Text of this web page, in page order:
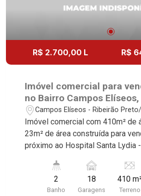
R$ 2.700,00 L R$
Imóvel comercial para
no Bairro Campos
Hospital Santa Lydia -
Preto/SP.
Campos Elíseos - Ribeirão
Imóvel comercial com 410m² de
23m² de área construída para
próximo ao Hospital Santa Lydia
características deste imóvel que
Imobiliária selecionou para você: - 410m² de área
terreno e 23m² de área construída
2
Banho
18
Garagens
410
Terreno